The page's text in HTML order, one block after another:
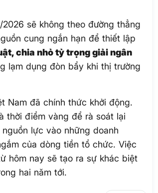
sẽ không theo đường thẳng
cung ngắn hạn để thiết lập
chia nhỏ tỷ trọng giải ngân
lạm dụng đòn bẩy khi thị trường
Nam đã chính thức khởi động.
thời điểm vàng để rà soát lại
lực vào những doanh
của dòng tiền tổ chức. Việc
hôm nay sẽ tạo ra sự khác biệt
hai năm tới.